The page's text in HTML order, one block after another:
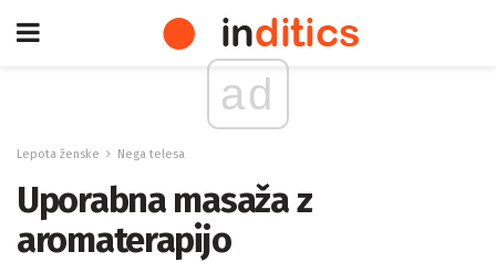
ad
Lepota ženske Nega telesa
Uporabna masaža z
aromaterapijo